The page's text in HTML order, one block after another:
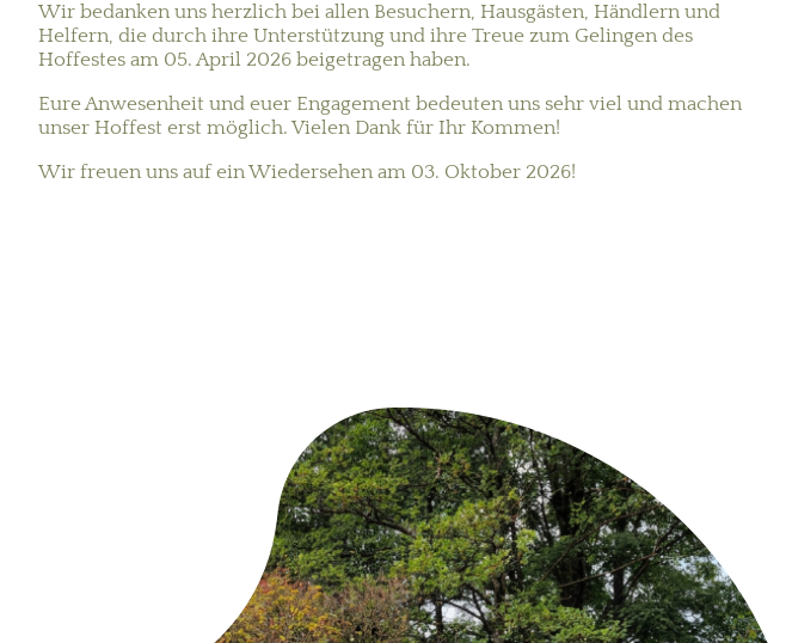
Wir bedanken uns herzlich bei allen Besuchern, Hausgästen, Händlern und
Helfern, die durch ihre Unterstützung und ihre Treue zum Gelingen des
Hoffestes am 05. April 2026 beigetragen haben.
Eure Anwesenheit und euer Engagement bedeuten uns sehr viel und machen
unser Hoffest erst möglich. Vielen Dank für Ihr Kommen!
Wir freuen uns auf ein Wiedersehen am 03. Oktober 2026!